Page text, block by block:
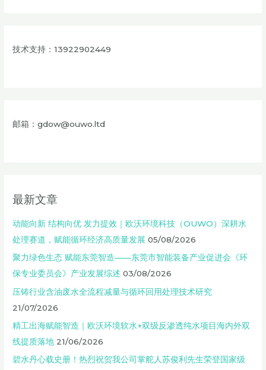
技术支持：13922902449
邮箱：gdow@ouwo.ltd
最新文章
动能向新 结构向优 发力提效｜欧沃环境科技（OUWO）深耕水
处理赛道，赋能循环经济高质量发展 05/08/2026
聚力绿色生态 赋能东莞智造——东莞市智能装备产业促进会《环
保专业委员会》产业发展综述 03/08/2026
压铸行业含油废水全流程减量与循环回用处理技术研究
21/07/2026
精工出海赋能智造｜欧沃环境软水+双级反渗透纯水项目海内外双
线提质落地 21/06/2026
碧水丹心载史册！热烈祝贺我公司掌舵人苏俊利先生荣登国家级